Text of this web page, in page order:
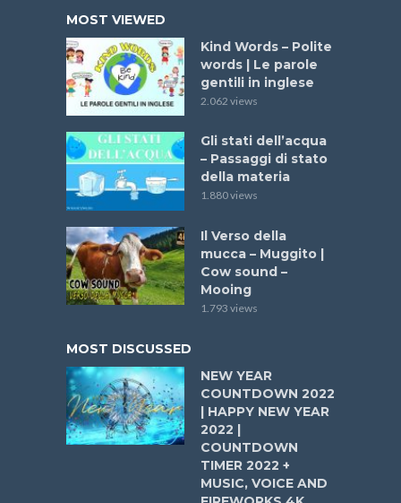
MOST VIEWED
Kind Words – Polite
words | Le parole
gentili in inglese
2.062 views
Gli stati dell’acqua
– Passaggi di stato
della materia
1.880 views
Il Verso della
mucca – Muggito |
Cow sound –
Mooing
1.793 views
MOST DISCUSSED
NEW YEAR
COUNTDOWN 2022
| HAPPY NEW YEAR
2022 |
COUNTDOWN
TIMER 2022 +
MUSIC, VOICE AND